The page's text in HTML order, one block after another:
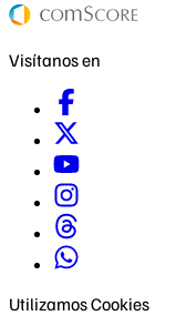
Visítanos en
Utilizamos Cookies